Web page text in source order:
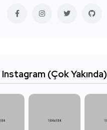
Instagram (Çok Yakında)